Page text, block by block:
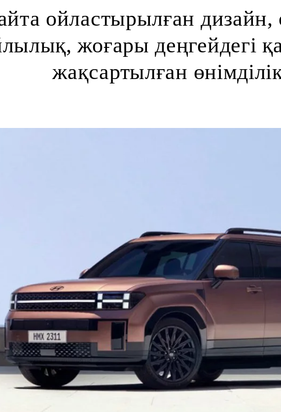
ойластырылған дизайн,
жоғары деңгейдегі
жақсартылған